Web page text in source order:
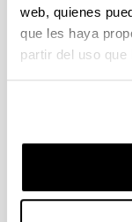
web, quienes
que les haya
partir del uso
PIFG22/56:
de neutrones”
Plazo de